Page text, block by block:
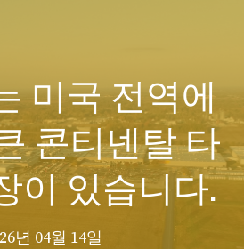
미국 전역에
콘티넨탈 타
이 있습니다.
년 04월 14일